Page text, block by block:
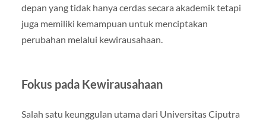
depan yang tidak hanya cerdas secara akademik tetapi
juga memiliki kemampuan untuk menciptakan
perubahan melalui kewirausahaan.
Fokus pada Kewirausahaan
Salah satu keunggulan utama dari Universitas Ciputra